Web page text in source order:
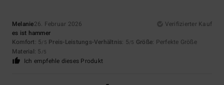
Melanie26. Februar 2026
Verifizierter Kauf
es ist hammer
Komfort: 5/5 Preis-Leistungs-Verhältnis: 5/5 Größe: Perfekte Größe
Material: 5 /5
Ich empfehle dieses Produkt